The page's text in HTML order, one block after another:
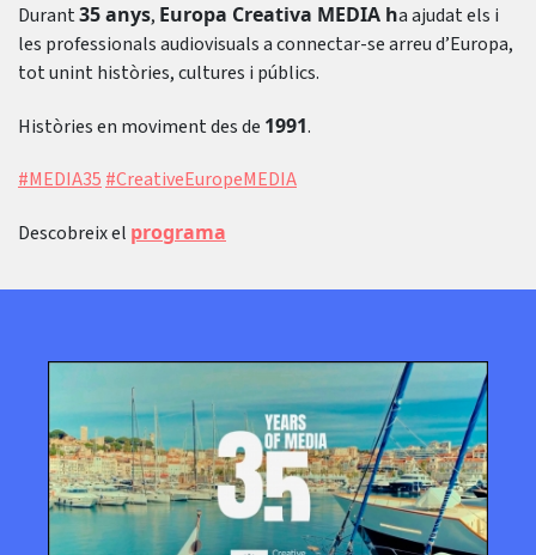
Durant35 anys, Europa Creativa MEDIA ha ajudat els i
les professionals audiovisuals a connectar-se arreu d’Europa,
tot unint històries, cultures i públics.
Històries en moviment des de 1991.
#MEDIA35 #CreativeEuropeMEDIA
Descobreix el programa